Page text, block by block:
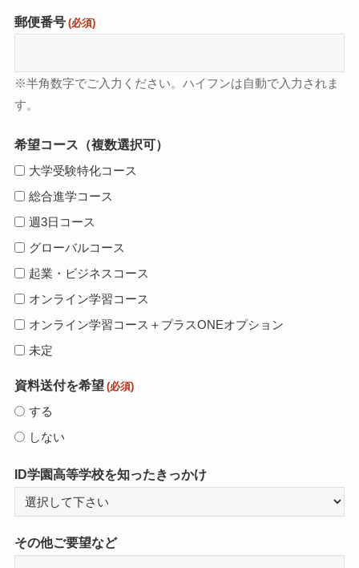
郵便番号 (必須)
※半角数字でご入力ください。ハイフンは自動で入力されま
す。
希望コース（複数選択可）
大学受験特化コース
総合進学コース
週3日コース
グローバルコース
起業・ビジネスコース
オンライン学習コース
オンライン学習コース＋プラスONEオプション
未定
資料送付を希望 (必須)
する
しない
ID学園高等学校を知ったきっかけ
その他ご要望など